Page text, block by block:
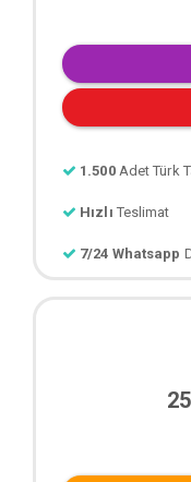
1.500 Adet Türk
Hızlı Teslimat
7/24 Whatsapp